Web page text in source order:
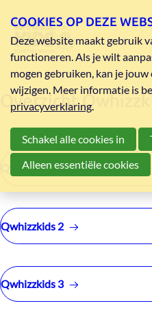
Overzicht
Qwhizzkids 1
Qwhizzkids 2
Qwhizzkids 3
COOKIES OP DEZE
Deze website maakt gebruik
functioneren. Als je wilt
mogen gebruiken, kan je
wijzigen. Meer informatie is
privacyverklaring.
Schakel alle cookies in
Alleen essentiële cookies